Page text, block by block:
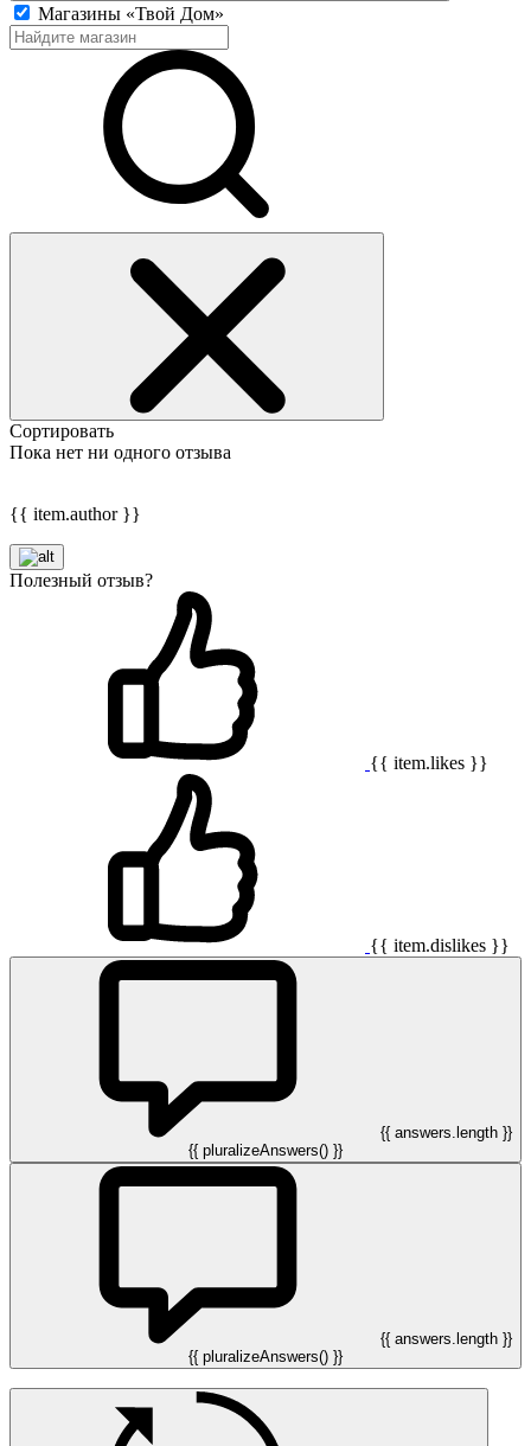
Магазины «Твой Дом»
Сортировать
Пока нет ни одного отзыва
{{ item.author }}
Полезный отзыв?
{{ item.likes }}
{{ item.dislikes }}
{{ answers.length }}
{{ pluralizeAnswers() }}
{{ answers.length }}
{{ pluralizeAnswers() }}